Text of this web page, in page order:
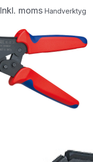
Inkl. moms Handverktyg